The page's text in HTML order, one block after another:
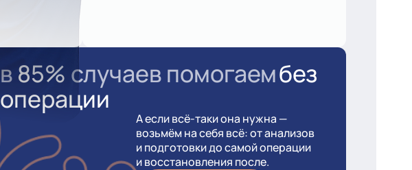
в85% случаев помогаембез
операции
А если всё-таки она нужна —
возьмём на себя всё: от анализов
и подготовки до самой операции
и восстановления после.